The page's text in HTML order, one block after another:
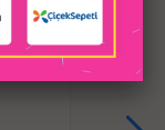
Vajina
malzemesinin
Penisiniz